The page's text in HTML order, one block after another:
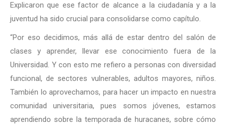
Explicaron que ese factor de alcance a la ciudadanía y a la
juventud ha sido crucial para consolidarse como capítulo.
“Por eso decidimos, más allá de estar dentro del salón de
clases y aprender, llevar ese conocimiento fuera de la
Universidad. Y con esto me refiero a personas con diversidad
funcional, de sectores vulnerables, adultos mayores, niños.
También lo aprovechamos, para hacer un impacto en nuestra
comunidad universitaria, pues somos jóvenes, estamos
aprendiendo sobre la temporada de huracanes, sobre cómo